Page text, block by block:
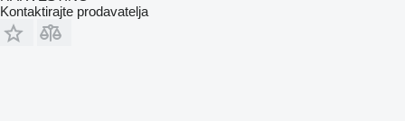
Kontaktirajte prodavatelja